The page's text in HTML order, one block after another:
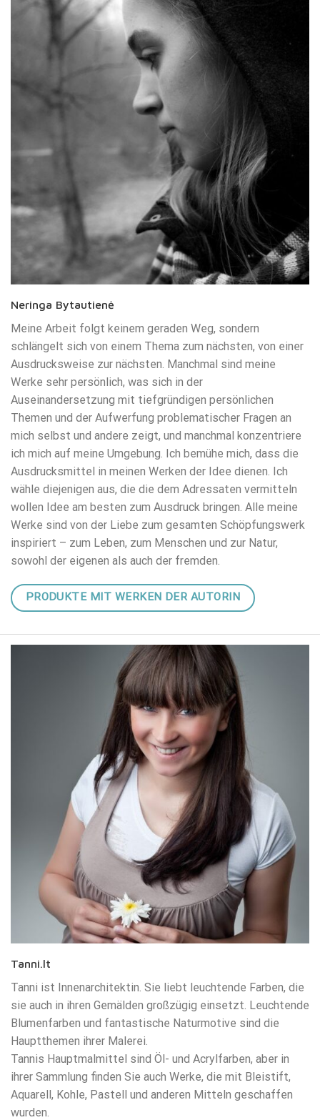
Neringa Bytautienė
Meine Arbeit folgt keinem geraden Weg, sondern
schlängelt sich von einem Thema zum nächsten, von einer
Ausdrucksweise zur nächsten. Manchmal sind meine
Werke sehr persönlich, was sich in der
Auseinandersetzung mit tiefgründigen persönlichen
Themen und der Aufwerfung problematischer Fragen an
mich selbst und andere zeigt, und manchmal konzentriere
ich mich auf meine Umgebung. Ich bemühe mich, dass die
Ausdrucksmittel in meinen Werken der Idee dienen. Ich
wähle diejenigen aus, die die dem Adressaten vermitteln
wollen Idee am besten zum Ausdruck bringen. Alle meine
Werke sind von der Liebe zum gesamten Schöpfungswerk
inspiriert – zum Leben, zum Menschen und zur Natur,
sowohl der eigenen als auch der fremden.
PRODUKTE MIT WERKEN DER AUTORIN
Tanni.lt
Tanni ist Innenarchitektin. Sie liebt leuchtende Farben, die
sie auch in ihren Gemälden großzügig einsetzt. Leuchtende
Blumenfarben und fantastische Naturmotive sind die
Hauptthemen ihrer Malerei.
Tannis Hauptmalmittel sind Öl- und Acrylfarben, aber in
ihrer Sammlung finden Sie auch Werke, die mit Bleistift,
Aquarell, Kohle, Pastell und anderen Mitteln geschaffen
wurden.